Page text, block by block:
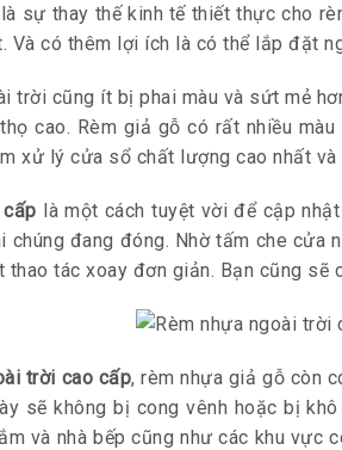
là sự thay thế kinh tế thiết thực cho
Và có thêm lợi ích là có thể lắp đặt
trời cũng ít bị phai màu và sứt mẻ
cao. Rèm giả gỗ có rất nhiều
xử lý cửa sổ chất lượng cao nhất
là một cách tuyệt vời để cập
chúng đang đóng. Nhờ tấm che
tác xoay đơn giản. Bạn cũng sẽ
trời cao cấp, rèm nhựa giả gỗ còn
sẽ không bị cong vênh hoặc bị
và nhà bếp cũng như các khu